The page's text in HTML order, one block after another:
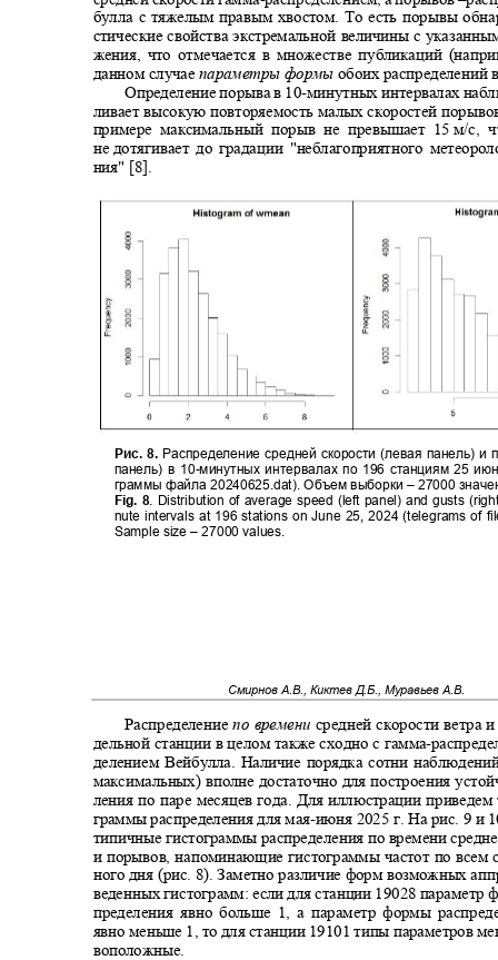
булла с тяжелым правым хвостом. То есть порывы
стические свойства экстремальной величины с
жения, что отмечается в множестве публикаций
данном случаепараметры формы обоих
Определение порыва в 10-минутных интервалах
ливает высокую повторяемость малых скоростей
примере максимальный порыв не превышает 15 м/с,
не дотягивает до градации "неблагоприятного
ния" [8].
Рис. 8. Распределение средней скорости (левая панель)
панель) в 10-минутных интервалах по 196 станциям 25
граммы файла 20240625.dat). Объем выборки ‒ 27000
Fig. 8. Distribution of average speed (left panel) and gusts
nute intervals at 196 stations on June 25, 2024 (telegrams of
Sample size‒27000 values.
Смирнов А.В., Киктев Д.Б., Муравьев А.В.
Распределениепо времени средней скорости
дельной станции в целом также сходно с гамма-
делением Вейбулла. Наличие порядка сотни
максимальных) вполне достаточно для построения
ления по паре месяцев года. Для иллюстрации
граммы распределения для мая-июня 2025 г. На рис. 9 и
типичные гистограммы распределения по времени
и порывов, напоминающие гистограммы частот по
ного дня (рис. 8). Заметно различие форм возможных
веденных гистограмм: если для станции 19028 параметр
пределения явно больше 1, а параметр формы
явно меньше 1, то для станции 19101 типы параметров
воположные.